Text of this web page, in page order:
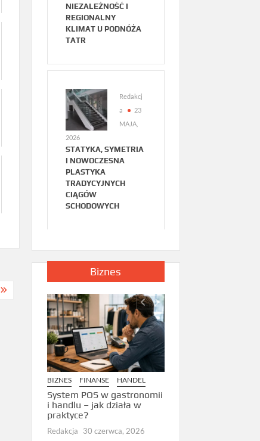
NIEZALEŻNOŚĆ I
REGIONALNY
KLIMAT U PODNÓŻA
TATR
Redakcj
a
23
MAJA,
2026
STATYKA, SYMETRIA
I NOWOCZESNA
PLASTYKA
TRADYCYJNYCH
CIĄGÓW
SCHODOWYCH
Biznes
BIZNES FINANSE HANDEL
System POS w gastronomii
i handlu – jak działa w
praktyce?
Redakcja 30 czerwca, 2026
BIZNES